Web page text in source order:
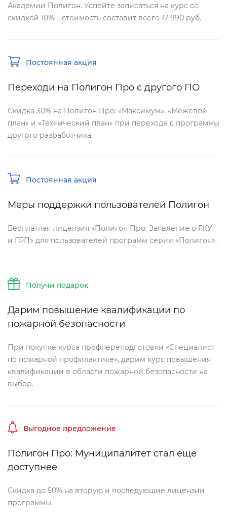
Академии Полигон. Успейте записаться на курс со
скидкой 10% – стоимость составит всего 17 990 руб.
Постоянная акция
Переходи на Полигон Про с другого ПО
Скидка 30% на Полигон Про: «Максимум», «Межевой
план» и «Технический план» при переходе с программы
другого разработчика.
Постоянная акция
Меры поддержки пользователей Полигон
Бесплатная лицензия «Полигон Про: Заявление о ГКУ
и ГРП» для пользователей программ серии «Полигон».
Получи подарок
Дарим повышение квалификации по
пожарной безопасности
При покупке курса профпереподготовки «Специалист
по пожарной профилактике», дарим курс повышения
квалификации в области пожарной безопасности на
ыбор.
ыгодное предложение
Полигон Про: Муниципалитет стал еще
доступнее
Скидка до 50% на вторую и последующие лицензии
программы.